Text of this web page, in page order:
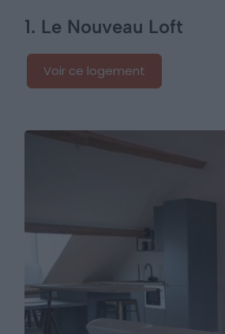
1. Le Nouveau Loft
Voir ce logement